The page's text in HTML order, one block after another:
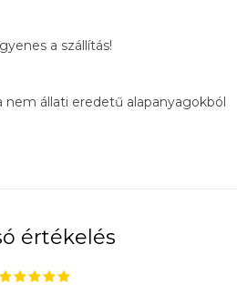
a szállítás!
nem állati eredetű alapanyagokból
értékelés